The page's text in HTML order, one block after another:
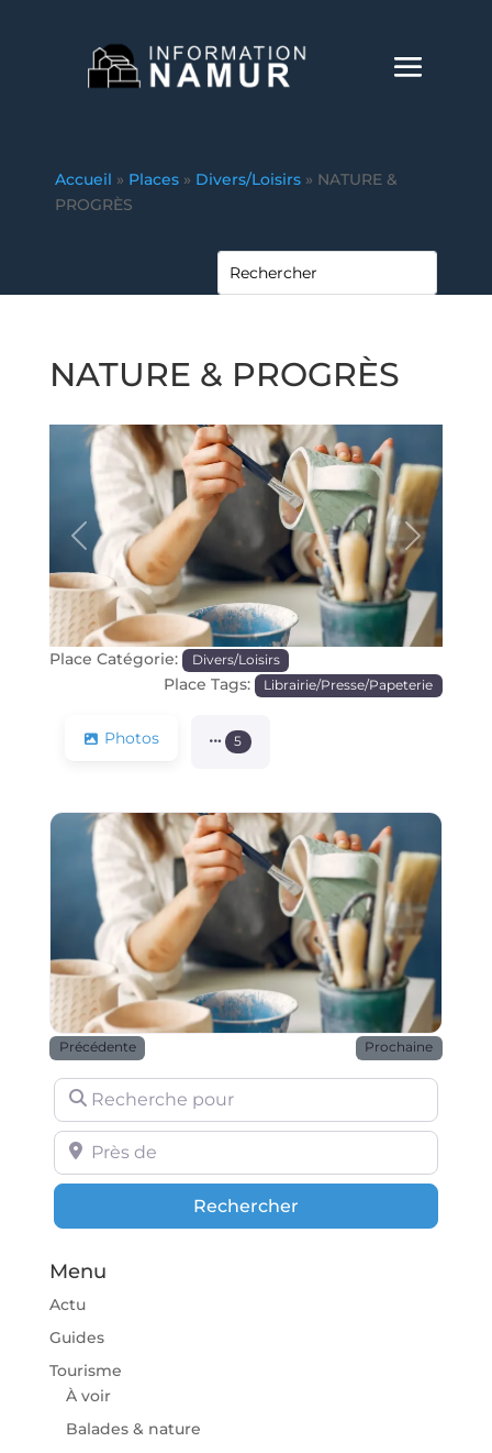
Accueil » Places » Divers/Loisirs » NATURE &
PROGRÈS
NATURE & PROGRÈS
Précédente Prochaine
Place Catégorie: Divers/Loisirs
Place Tags: Librairie/Presse/Papeterie
Photos 5
Précédente Prochaine
Recherche pour
Près de
RechercherRechercher
Menu
Actu
Guides
Tourisme
À voir
Balades & nature